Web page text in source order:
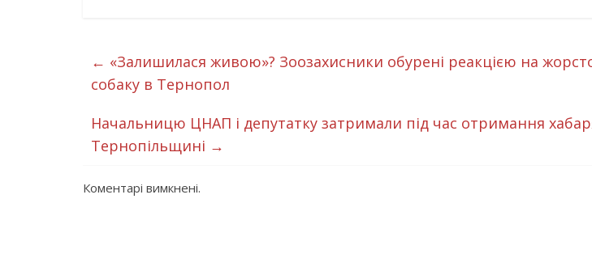
← «Залишилася живою»? Зоозахисники обурені реакцією на
собаку в Тернопол
Начальницю ЦНАП і депутатку затримали під час отримання
Тернопільщині →
Коментарі вимкнені.